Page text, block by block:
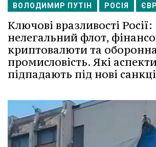
ВОЛОДИМИР ПУТІН РОСІЯ
Ключові вразливості Росії:
нелегальний флот,
криптовалюти та
промисловість. Які аспекти
підпадають під нові